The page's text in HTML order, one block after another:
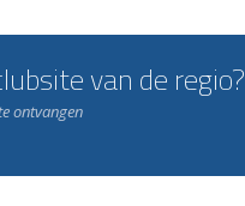
van de regio?
ontvangen